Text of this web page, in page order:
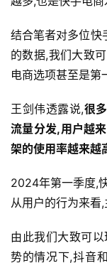
结合笔者对多位快
的数据,我们大致
电商选项甚至是第
王剑伟透露说,很
流量分发,用户越
架的使用率越来越
2024年第一季度,
从用户的行为来看,
由此我们大致可
势的情况下,抖音